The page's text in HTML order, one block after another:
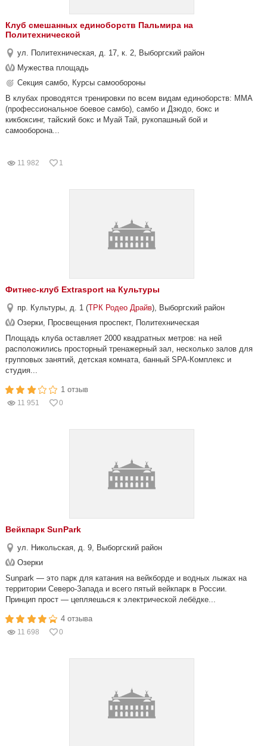
Клуб смешанных единоборств Пальмира на
Политехнической
ул. Политехническая, д. 17, к. 2, Выборгский район
Мужества площадь
Секция самбо, Курсы самообороны
В клубах проводятся тренировки по всем видам единоборств: ММА
(профессиональное боевое самбо), самбо и Дзюдо, бокс и
кикбоксинг, тайский бокс и Муай Тай, рукопашный бой и
самооборона...
11 982 1
Фитнес-клуб Extrasport на Культуры
пр. Культуры, д. 1 (ТРК Родео Драйв), Выборгский район
Озерки, Просвещения проспект, Политехническая
Площадь клуба оставляет 2000 квадратных метров: на ней
расположились просторный тренажерный зал, несколько залов для
групповых занятий, детская комната, банный SPA-Комплекс и
студия...
1 отзыв
11 951 0
Вейкпарк SunPark
ул. Никольская, д. 9, Выборгский район
Озерки
Sunpark — это парк для катания на вейкборде и водных лыжах на
территории Северо-Запада и всего пятый вейкпарк в России.
Принцип прост — цепляешься к электрической лебёдке...
4 отзыва
11 698 0